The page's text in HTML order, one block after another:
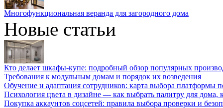
Многофункциональная веранда для загородного дома
Новые статьи
Кто делает шкафы-купе: подробный обзор популярных
Требования к модульным домам и порядок их возведения
Обучение и адаптация сотрудников: карта выбора платформы
Психология цвета в дизайне — как выбрать палитру для дома,
Покупка аккаунтов соцсетей: правила выбора проверки и